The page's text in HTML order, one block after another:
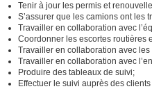
Tenir à jour les permis et
S’assurer que les camions ont les
Travailler en collaboration avec
Coordonner les escortes routières
Travailler en collaboration avec
Travailler en collaboration avec
Produire des tableaux de suivi;
Effectuer le suivi auprès des